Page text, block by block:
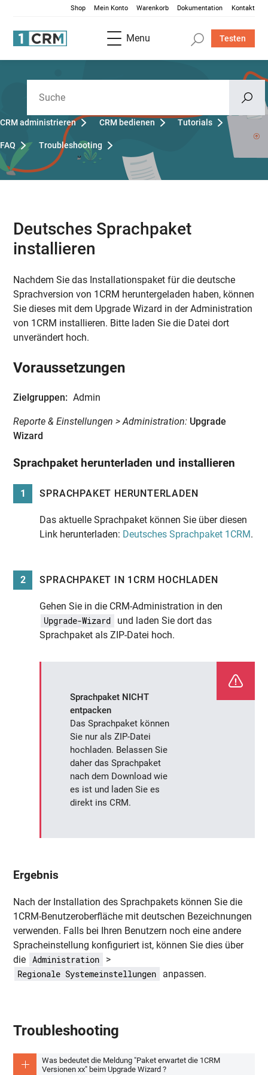
Shop Mein Konto Warenkorb Dokumentation Kontakt
Menu Testen
CRM administrieren CRM bedienen Tutorials
FAQ Troubleshooting
Deutsches Sprachpaket
installieren
Nachdem Sie das Installationspaket für die deutsche
Sprachversion von 1CRM heruntergeladen haben, können
Sie dieses mit dem Upgrade Wizard in der Administration
von 1CRM installieren. Bitte laden Sie die Datei dort
unverändert hoch.
Voraussetzungen
Zielgruppen: Admin
Reporte & Einstellungen > Administration: Upgrade
Wizard
Sprachpaket herunterladen und installieren
1 SPRACHPAKET HERUNTERLADEN
Das aktuelle Sprachpaket können Sie über diesen
Link herunterladen: Deutsches Sprachpaket 1CRM.
2 SPRACHPAKET IN 1CRM HOCHLADEN
Gehen Sie in die CRM-Administration in den
Upgrade-Wizard
und laden Sie dort das
Sprachpaket als ZIP-Datei hoch.
Sprachpaket NICHT
entpacken
Das Sprachpaket können
Sie nur als ZIP-Datei
hochladen. Belassen Sie
daher das Sprachpaket
nach dem Download wie
es ist und laden Sie es
direkt ins CRM.
Ergebnis
Nach der Installation des Sprachpakets können Sie die
1CRM-Benutzeroberfläche mit deutschen Bezeichnungen
verwenden. Falls bei Ihren Benutzern noch eine andere
Spracheinstellung konfiguriert ist, können Sie dies über
die
Administration >
Regionale Systemeinstellungen anpassen.
Troubleshooting
Was bedeutet die Meldung "Paket erwartet die 1CRM
Versionen xx" beim Upgrade Wizard ?